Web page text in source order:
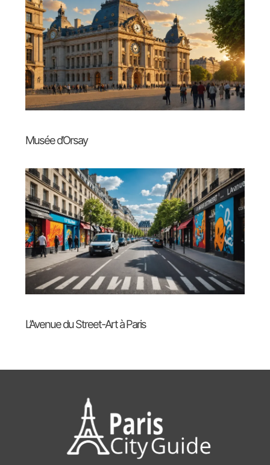
Musée d’Orsay
L’Avenue du Street-Art à Paris